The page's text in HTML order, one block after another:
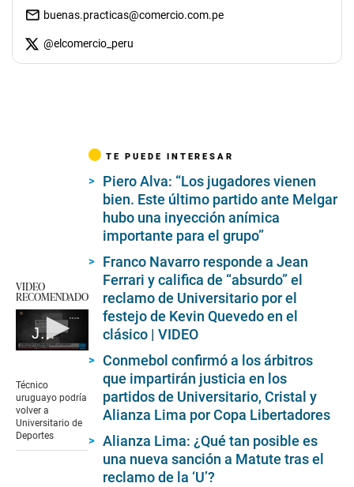
buenas.practicas@comercio.com.pe
@elcomercio_peru
VIDEO
RECOMENDADO
Jorge Fossati y su posible retorno a la 'U'
of
1
minute,
22
seconds
Técnico
uruguayo podría
volver a
Universitario de
Deportes
TE PUEDE INTERESAR
Piero Alva: “Los jugadores vienen
bien. Este último partido ante Melgar
hubo una inyección anímica
importante para el grupo”
Franco Navarro responde a Jean
Ferrari y califica de “absurdo” el
reclamo de Universitario por el
festejo de Kevin Quevedo en el
clásico | VIDEO
Conmebol confirmó a los árbitros
que impartirán justicia en los
partidos de Universitario, Cristal y
Alianza Lima por Copa Libertadores
Alianza Lima: ¿Qué tan posible es
una nueva sanción a Matute tras el
reclamo de la ‘U’?